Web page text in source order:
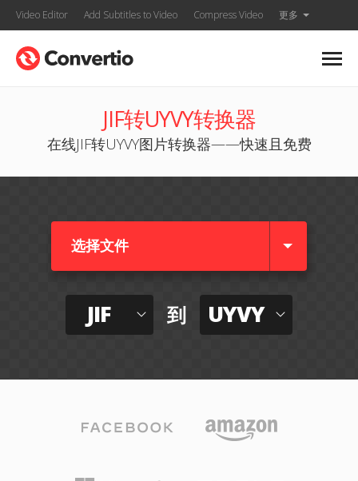
Video Editor Add Subtitles to Video Compress Video 更多
JIF转UYVY转换器
在线JIF转UYVY图片转换器——快速且免费
选择文件
JIF 到 UYVY